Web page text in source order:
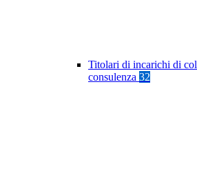
Titolari di incarichi di
consulenza 32